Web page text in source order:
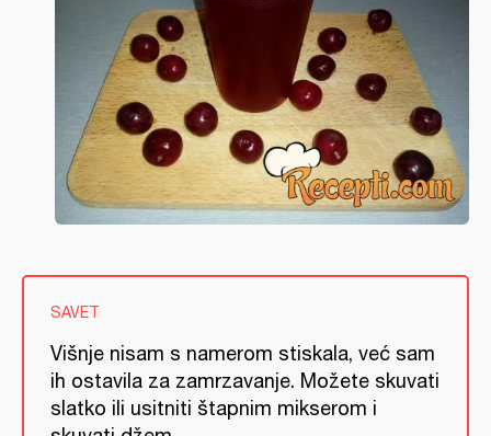
SAVET
Višnje nisam s namerom stiskala, već sam
ih ostavila za zamrzavanje. Možete skuvati
slatko ili usitniti štapnim mikserom i